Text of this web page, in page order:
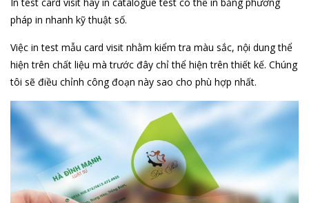
pháp in nhanh kỹ thuật số.
Việc in test mẫu card visit nhằm kiểm tra màu sắc, nội dung thể
hiện trên chất liệu mà trước đây chỉ thể hiện trên thiết kế. Chúng
tôi sẽ điều chỉnh công đoạn này sao cho phù hợp nhất.